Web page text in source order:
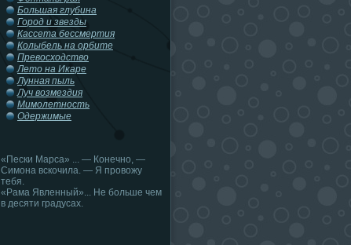
Большая глубина
Город и звезды
Кассета бессмертия
Колыбель на орбите
Превосходство
Лето на Икаре
Лунная пыль
Луч возмездия
Мимолетность
Одержимые
«Пески Марса» ... — Конечно, —
Симона вскочила. — Я провожу
тебя.
«Рама Явленный»... Не больше чем
в десяти градусах.